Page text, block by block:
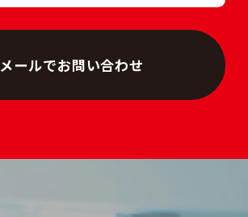
メールでお問い合わせ